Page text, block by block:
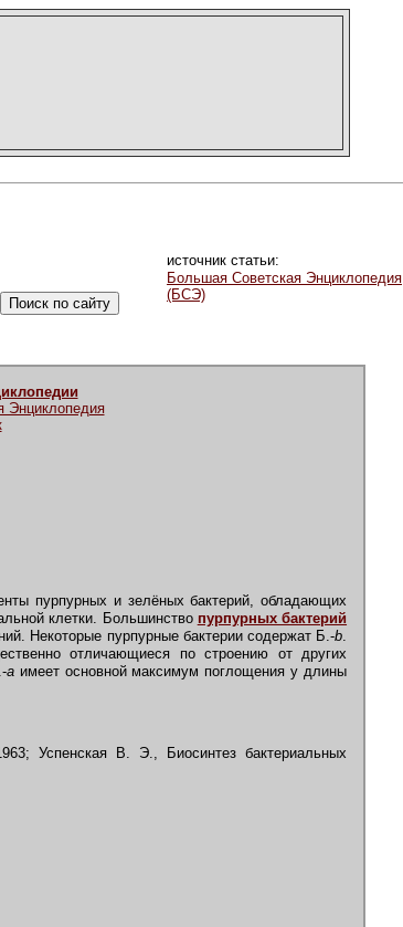
источник статьи:
Большая Советская Энциклопедия
(БСЭ)
Энциклопедия
пурпурных и зелёных бактерий, обладающих
клетки. Большинство пурпурных бактерий
Некоторые пурпурные бактерии содержат Б.-b.
отличающиеся по строению от других
аимеет основной максимум поглощения у длины
Успенская В. Э., Биосинтез бактериальных